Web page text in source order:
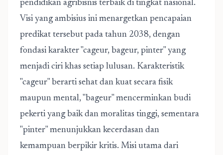
pendidikan agribisnis terbaik di tingkat nasional.
Visi yang ambisius ini menargetkan pencapaian
predikat tersebut pada tahun 2038, dengan
fondasi karakter "cageur, bageur, pinter" yang
menjadi ciri khas setiap lulusan. Karakteristik
"cageur" berarti sehat dan kuat secara fisik
maupun mental, "bageur" mencerminkan budi
pekerti yang baik dan moralitas tinggi, sementara
"pinter" menunjukkan kecerdasan dan
kemampuan berpikir kritis. Misi utama dari